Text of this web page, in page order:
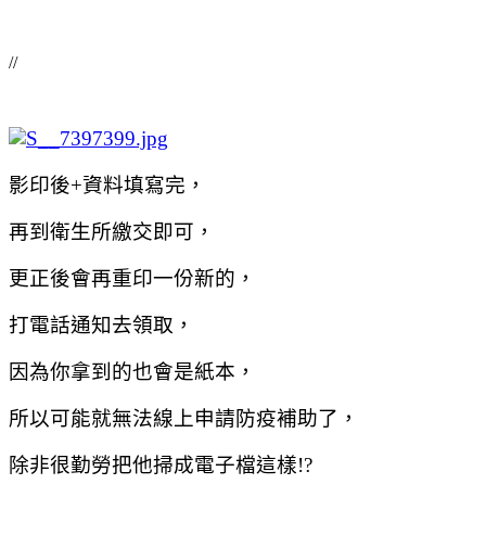
//
影印後+資料填寫完，
再到衛生所繳交即可，
更正後會再重印一份新的，
打電話通知去領取，
因為你拿到的也會是紙本，
所以可能就無法線上申請防疫補助了，
除非很勤勞把他掃成電子檔這樣!?